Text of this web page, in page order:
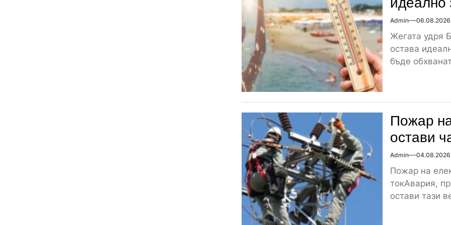
Admin 06.08.2026
Жегата удря
остава
бъде
Пожар
остави
Admin 04.08.2026
Пожар на
токАвария,
остави тази